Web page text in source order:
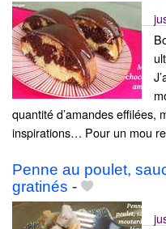
quantité d’amandes effilées,
inspirations… Pour un mou
Penne au poulet,
gratinés -